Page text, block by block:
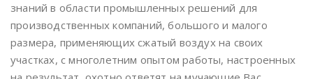
знаний в области промышленных решений для
производственных компаний, большого и малого
размера, применяющих сжатый воздух на своих
участках, с многолетним опытом работы, настроенных